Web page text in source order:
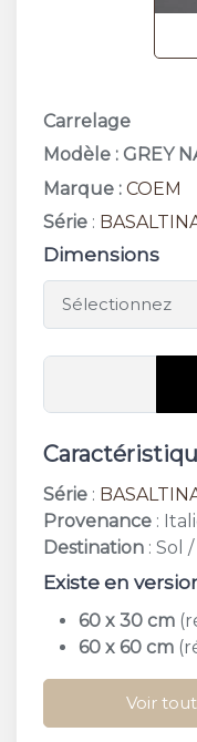
Carrelage
Modèle : GREY
Marque : COEM
Série :
Dimensions
Série :
Provenance :
Destination : Sol
Existe en
60 x 30 cm
60 x 60 cm
Voir